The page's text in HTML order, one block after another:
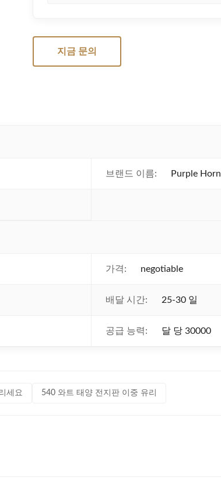
지금 문의
브랜드 이름: Purple Horn
가격: negotiable
배달 시간: 25-30 일
공급 능력: 달 당 30000
세요 540 와트 태양 전지판 이중 유리